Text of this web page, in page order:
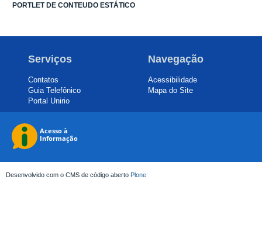
PORTLET DE CONTEUDO ESTÁTICO
Serviços
Contatos
Guia Telefônico
Portal Unirio
Navegação
Acessibilidade
Mapa do Site
Desenvolvido com o CMS de código aberto Plone